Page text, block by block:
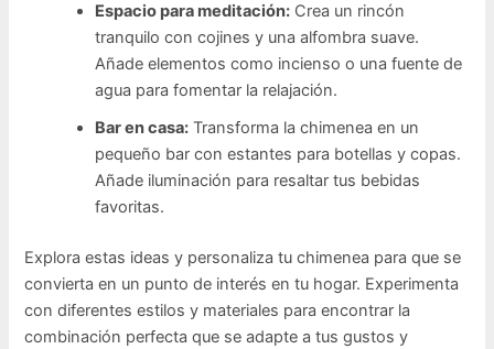
Espacio para meditación: Crea un rincón
tranquilo con cojines y una alfombra suave.
Añade elementos como incienso o una fuente de
agua para fomentar la relajación.
Bar en casa: Transforma la chimenea en un
pequeño bar con estantes para botellas y copas.
Añade iluminación para resaltar tus bebidas
favoritas.
Explora estas ideas y personaliza tu chimenea para que se
convierta en un punto de interés en tu hogar. Experimenta
con diferentes estilos y materiales para encontrar la
combinación perfecta que se adapte a tus gustos y